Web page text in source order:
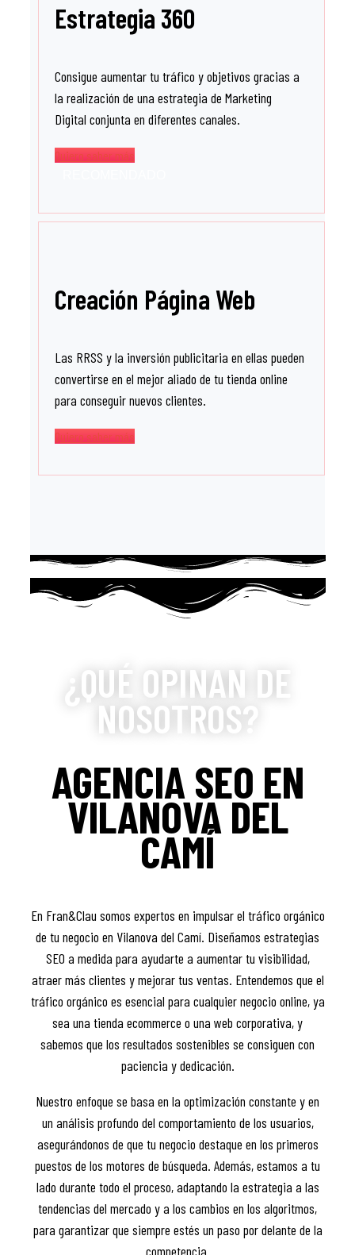
Estrategia 360
Consigue aumentar tu tráfico y objetivos gracias a
la realización de una estrategia de Marketing
Digital conjunta en diferentes canales.
Quiero saber más
Creación Página Web
Las RRSS y la inversión publicitaria en ellas pueden
convertirse en el mejor aliado de tu tienda online
para conseguir nuevos clientes.
Quiero saber más
¿QUÉ OPINAN DE
NOSOTROS?
AGENCIA SEO EN
VILANOVA DEL
CAMÍ
En Fran&Clau somos expertos en impulsar el tráfico orgánico
de tu negocio en Vilanova del Camí. Diseñamos estrategias
SEO a medida para ayudarte a aumentar tu visibilidad,
atraer más clientes y mejorar tus ventas. Entendemos que el
tráfico orgánico es esencial para cualquier negocio online, ya
sea una tienda ecommerce o una web corporativa, y
sabemos que los resultados sostenibles se consiguen con
paciencia y dedicación.
Nuestro enfoque se basa en la optimización constante y en
un análisis profundo del comportamiento de los usuarios,
asegurándonos de que tu negocio destaque en los primeros
puestos de los motores de búsqueda. Además, estamos a tu
lado durante todo el proceso, adaptando la estrategia a las
tendencias del mercado y a los cambios en los algoritmos,
para garantizar que siempre estés un paso por delante de la
competencia.